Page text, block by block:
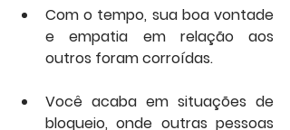
Com o tempo, sua boa vontade
e empatia em relação aos
outros foram corroídas.
Você acaba em situações de
bloqueio, onde outras pessoas